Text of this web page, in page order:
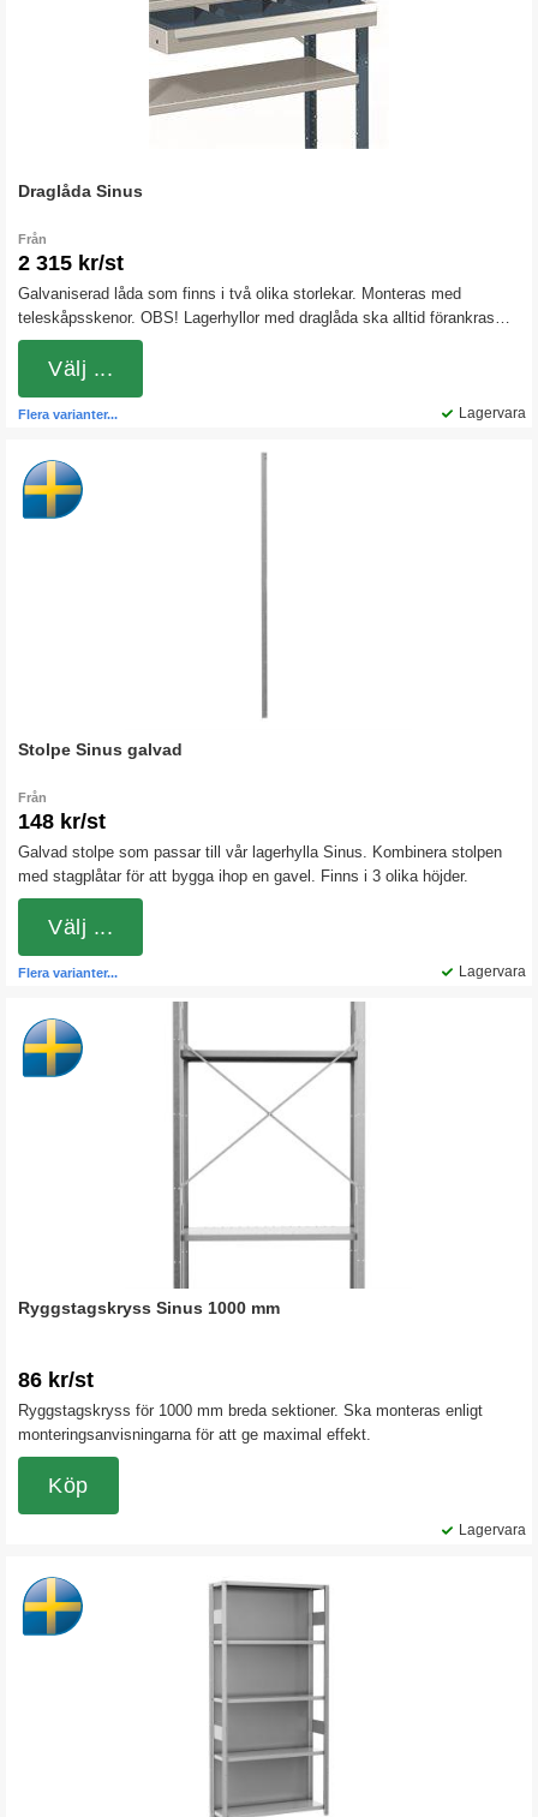
Draglåda Sinus
Från
2 315 kr/st
Galvaniserad låda som finns i två olika storlekar. Monteras med
teleskåpsskenor. OBS! Lagerhyllor med draglåda ska alltid förankras
med stolpfötter i golvet!
Lagervara
Flera varianter...
Välj ...
Stolpe Sinus galvad
Från
148 kr/st
Galvad stolpe som passar till vår lagerhylla Sinus. Kombinera stolpen
med stagplåtar för att bygga ihop en gavel. Finns i 3 olika höjder.
Lagervara
Flera varianter...
Välj ...
Ryggstagskryss Sinus 1000 mm
86 kr/st
Ryggstagskryss för 1000 mm breda sektioner. Ska monteras enligt
monteringsanvisningarna för att ge maximal effekt.
Lagervara
Köp